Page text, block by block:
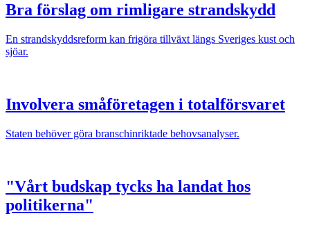
Bra förslag om rimligare strandskydd
En strandskyddsreform kan frigöra tillväxt längs Sveriges kust och
sjöar.
Involvera småföretagen i totalförsvaret
Staten behöver göra branschinriktade behovsanalyser.
"Vårt budskap tycks ha landat hos
politikerna"